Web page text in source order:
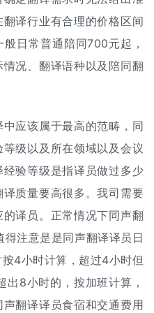
译行业有合理的价格区间
日常普通陪同700元起，
况、翻译语种以及陪同翻
应该属于最高的范畴，同
级以及所在领域以及会议
验等级是指译员做过多少
质量要高很多。我司需要
译员。正常情况下同声翻
注意是是同声翻译译员日
4小时计算，超过4小时但
8小时的，按加班计算，
翻译译员食宿和交通费用